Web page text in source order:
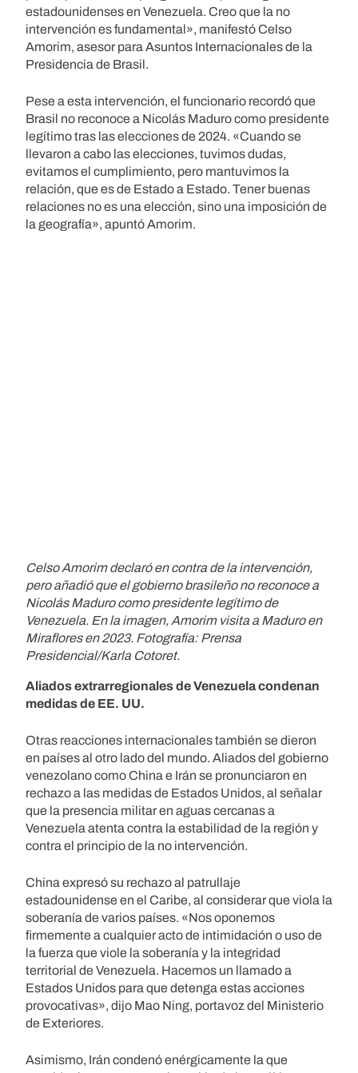
estadounidenses en Venezuela. Creo que la no
intervención es fundamental», manifestó Celso
Amorim, asesor para Asuntos Internacionales de la
Presidencia de Brasil.
Pese a esta intervención, el funcionario recordó que
Brasil no reconoce a Nicolás Maduro como presidente
legítimo tras las elecciones de 2024. «Cuando se
llevaron a cabo las elecciones, tuvimos dudas,
evitamos el cumplimiento, pero mantuvimos la
relación, que es de Estado a Estado. Tener buenas
relaciones no es una elección, sino una imposición de
la geografía», apuntó Amorim.
Celso Amorim declaró en contra de la intervención,
pero añadió que el gobierno brasileño no reconoce a
Nicolás Maduro como presidente legítimo de
Venezuela. En la imagen, Amorim visita a Maduro en
Miraflores en 2023. Fotografía: Prensa
Presidencial/Karla Cotoret.
Aliados extrarregionales de Venezuela condenan
medidas de EE. UU.
Otras reacciones internacionales también se dieron
en países al otro lado del mundo. Aliados del gobierno
venezolano como China e Irán se pronunciaron en
rechazo a las medidas de Estados Unidos, al señalar
que la presencia militar en aguas cercanas a
Venezuela atenta contra la estabilidad de la región y
contra el principio de la no intervención.
China expresó su rechazo al patrullaje
estadounidense en el Caribe, al considerar que viola la
soberanía de varios países. «Nos oponemos
firmemente a cualquier acto de intimidación o uso de
la fuerza que viole la soberanía y la integridad
territorial de Venezuela. Hacemos un llamado a
Estados Unidos para que detenga estas acciones
provocativas», dijo Mao Ning, portavoz del Ministerio
de Exteriores.
Asimismo, Irán condenó enérgicamente la que